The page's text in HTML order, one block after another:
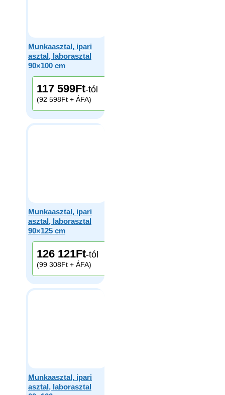
Munkaasztal, ipari
asztal, laborasztal
90×100 cm
117 599Ft-tól
(92 598Ft + ÁFA)
Munkaasztal, ipari
asztal, laborasztal
90×125 cm
126 121Ft-tól
(99 308Ft + ÁFA)
Munkaasztal, ipari
asztal, laborasztal